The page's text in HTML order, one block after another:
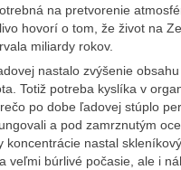
na pretvorenie
hovorí o tom, že život na
miliardy rokov.
nastalo zvýšenie
Totiž potreba kyslíka v
po dobe ľadovej stúplo
a pod zamrznutým
koncentrácie nastal
veľmi búrlivé počasie, ale i